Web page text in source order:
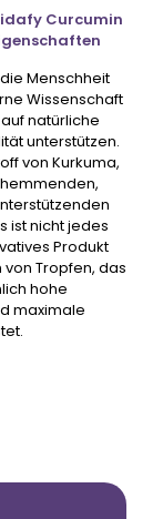
Curcumin
Menschheit
Wissenschaft
natürliche
unterstützen.
von Kurkuma,
ist nicht jedes
Produkt
von Tropfen, das
hohe
maximale